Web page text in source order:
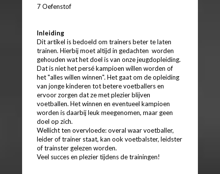
7 Oefenstof
Inleiding
Dit artikel is bedoeld om trainers beter te laten
trainen. Hierbij moet altijd in gedachten worden
gehouden wat het doel is van onze jeugdopleiding.
Dat is niet het persé kampioen willen worden of
het "alles willen winnen". Het gaat om de opleiding
van jonge kinderen tot betere voetballers en
ervoor zorgen dat ze met plezier blijven
voetballen. Het winnen en eventueel kampioen
worden is daarbij leuk meegenomen, maar geen
doel op zich.
Wellicht ten overvloede: overal waar voetballer,
leider of trainer staat, kan ook voetbalster, leidster
of trainster gelezen worden.
Veel succes en plezier tijdens de trainingen!